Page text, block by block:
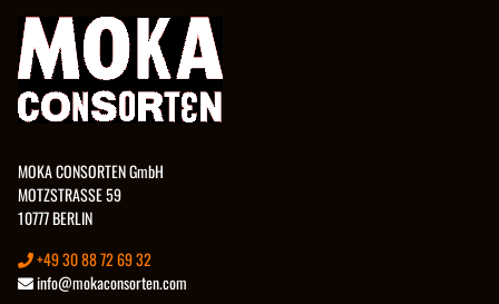
MOKA CONSORTEN GmbH
MOTZSTRASSE 59
10777 BERLIN
+49 30 88 72 69 32
info@mokaconsorten.com